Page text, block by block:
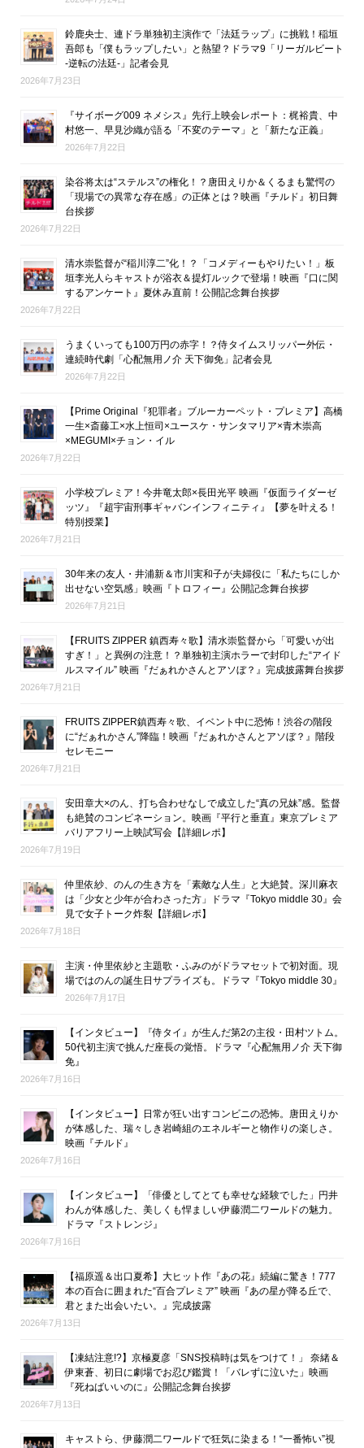
鈴鹿央士、連ドラ単独初主演作で「法廷ラップ」に挑戦！稲垣
吾郎も「僕もラップしたい」と熱望？ドラマ9「リーガルビート
-逆転の法廷-」記者会見
2026年7月23日
『サイボーグ009 ネメシス』先行上映会レポート：梶裕貴、中
村悠一、早見沙織が語る「不変のテーマ」と「新たな正義」
2026年7月22日
染谷将太は“ステルス”の権化！？唐田えりか＆くるまも驚愕の
「現場での異常な存在感」の正体とは？映画『チルド』初日舞
台挨拶
2026年7月22日
清水崇監督が“稲川淳二”化！？「コメディーもやりたい！」板
垣李光人らキャストが浴衣＆提灯ルックで登場！映画『口に関
するアンケート』夏休み直前！公開記念舞台挨拶
2026年7月22日
うまくいっても100万円の赤字！？侍タイムスリッパー外伝・
連続時代劇「心配無用ノ介 天下御免」記者会見
2026年7月22日
【Prime Original『犯罪者』ブルーカーペット・プレミア】高橋
一生×斎藤工×水上恒司×ユースケ・サンタマリア×青木崇高
×MEGUMI×チョン・イル
2026年7月22日
小学校プレミア！今井竜太郎×長田光平 映画『仮面ライダーゼ
ッツ』『超宇宙刑事ギャバンインフィニティ』【夢を叶える！
特別授業】
2026年7月21日
30年来の友人・井浦新＆市川実和子が夫婦役に「私たちにしか
出せない空気感」映画『トロフィー』公開記念舞台挨拶
2026年7月21日
【FRUITS ZIPPER 鎮西寿々歌】清水崇監督から「可愛いが出
すぎ！」と異例の注意！？単独初主演ホラーで封印した“アイド
ルスマイル” 映画『だぁれかさんとアソぼ？』完成披露舞台挨拶
2026年7月21日
FRUITS ZIPPER鎮西寿々歌、イベント中に恐怖！渋谷の階段
に“だぁれかさん”降臨！映画『だぁれかさんとアソぼ？』階段
セレモニー
2026年7月21日
安田章大×のん、打ち合わせなしで成立した“真の兄妹”感。監督
も絶賛のコンビネーション。映画『平行と垂直』東京プレミア
バリアフリー上映試写会【詳細レポ】
2026年7月19日
仲里依紗、のんの生き方を「素敵な人生」と大絶賛。深川麻衣
は「少女と少年が合わさった方」ドラマ『Tokyo middle 30』会
見で女子トーク炸裂【詳細レポ】
2026年7月18日
主演・仲里依紗と主題歌・ふみのがドラマセットで初対面。現
場ではのんの誕生日サプライズも。ドラマ『Tokyo middle 30』
2026年7月17日
【インタビュー】『侍タイ』が生んだ第2の主役・田村ツトム。
50代初主演で挑んだ座長の覚悟。ドラマ『心配無用ノ介 天下御
免』
2026年7月16日
【インタビュー】日常が狂い出すコンビニの恐怖。唐田えりか
が体感した、瑞々しき岩崎組のエネルギーと物作りの楽しさ。
映画『チルド』
2026年7月16日
【インタビュー】「俳優としてとても幸せな経験でした」円井
わんが体感した、美しくも悍ましい伊藤潤二ワールドの魅力。
ドラマ『ストレンジ』
2026年7月16日
【福原遥＆出口夏希】大ヒット作『あの花』続編に驚き！777
本の百合に囲まれた“百合プレミア” 映画『あの星が降る丘で、
君とまた出会いたい。』完成披露
2026年7月13日
【凍結注意!?】京極夏彦「SNS投稿時は気をつけて！」 奈緒＆
伊東蒼、初日に劇場でお忍び鑑賞！「バレずに泣いた」映画
『死ねばいいのに』公開記念舞台挨拶
2026年7月13日
キャストら、伊藤潤二ワールドで狂気に染まる！“一番怖い”視